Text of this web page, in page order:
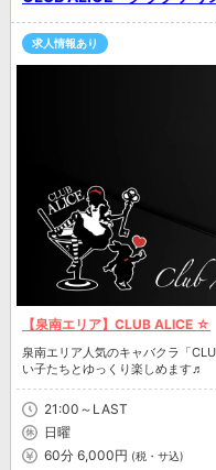
求人情報あり
【泉南エリア】CLUB ALICE ☆
泉南エリア人気のキャバクラ「
い子たちとゆっくり楽しめます♬
21:00～LAST
日曜
60分 6,000円 (税・サ込)